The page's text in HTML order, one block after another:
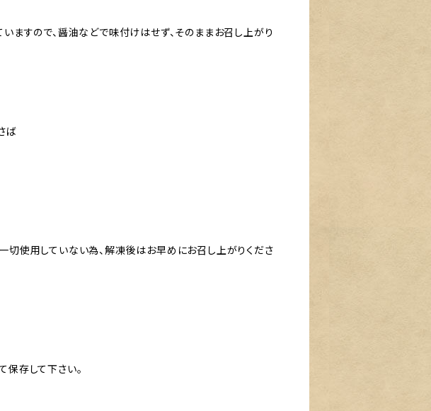
ますので、醤油などで味付けはせず、そのままお召し上がり
ば
切使用していない為、解凍後はお早めにお召し上がりくださ
存して下さい。